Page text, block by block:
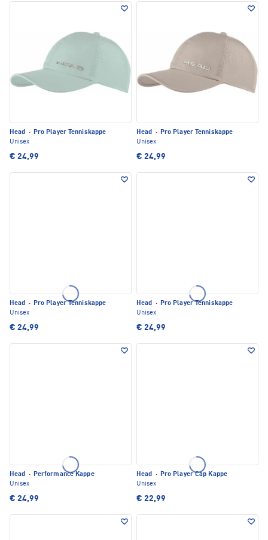
Head · Pro Player Tenniskappe
Unisex
€ 24,99
Head · Pro Player Tenniskappe
Unisex
€ 24,99
Head · Pro Player Tenniskappe
Unisex
€ 24,99
Head · Pro Player Tenniskappe
Unisex
€ 24,99
Head · Performance Kappe
Unisex
€ 24,99
Head · Pro Player Cap Kappe
Unisex
€ 22,99